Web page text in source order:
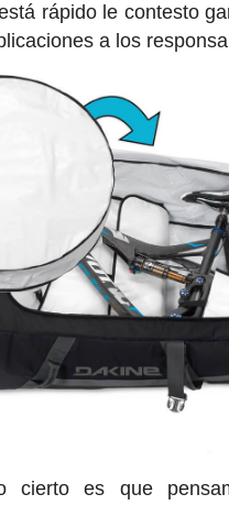
rápido le contesto
a los
cierto es que